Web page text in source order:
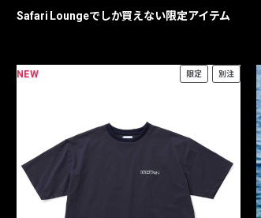
Safari Loungeでしか買えない限定アイテム
NEW 限定 別注